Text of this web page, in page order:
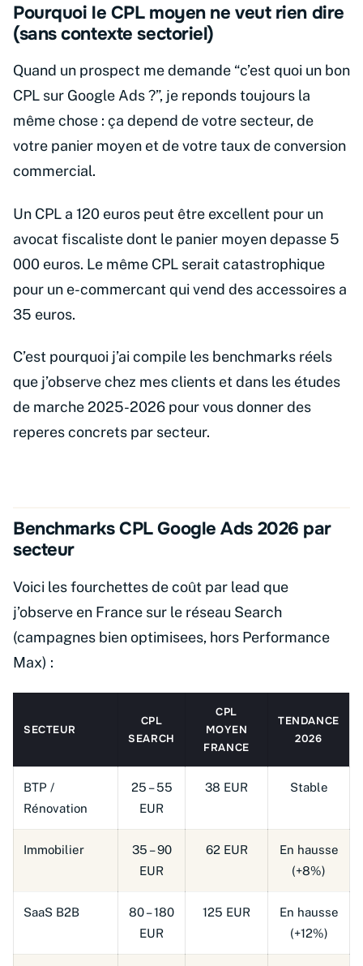
Pourquoi le CPL moyen ne veut rien dire
(sans contexte sectoriel)
Quand un prospect me demande “c’est quoi un bon
CPL sur Google Ads ?”, je reponds toujours la
même chose : ça depend de votre secteur, de
votre panier moyen et de votre taux de conversion
commercial.
Un CPL a 120 euros peut être excellent pour un
avocat fiscaliste dont le panier moyen depasse 5
000 euros. Le même CPL serait catastrophique
pour un e-commercant qui vend des accessoires a
35 euros.
C’est pourquoi j’ai compile les benchmarks réels
que j’observe chez mes clients et dans les études
de marche 2025-2026 pour vous donner des
reperes concrets par secteur.
Benchmarks CPL Google Ads 2026 par
secteur
Voici les fourchettes de coût par lead que
j’observe en France sur le réseau Search
(campagnes bien optimisees, hors Performance
Max) :
SECTEUR
CPL
SEARCH
CPL
MOYEN
FRANCE
TENDANCE
2026
BTP /
Rénovation
25 – 55
EUR
38 EUR Stable
Immobilier
35 – 90
EUR
62 EUR
En hausse
(+8%)
SaaS B2B
80 – 180
EUR
125 EUR
En hausse
(+12%)